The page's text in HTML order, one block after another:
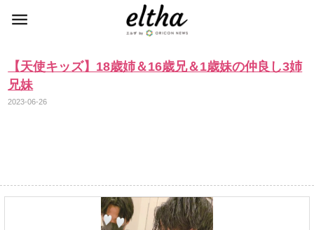
【天使キッズ】18歳姉＆16歳兄＆1歳妹の仲良し3姉
兄妹
2023-06-26